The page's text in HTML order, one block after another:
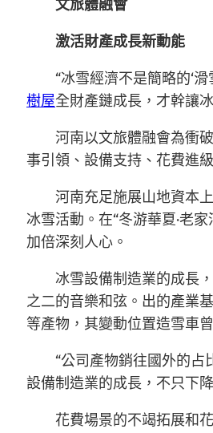
文旅體融會
激活財產成長新動能
“冰雪經濟不是簡略的‘
樹屋全財產鏈成長，才幹讓
河南以文旅體融會為衝
事引領、設備支持、花費進
河南充足施展山地資本
冰雪活動。在“冬游華夏·老
加倍深刻人心。
冰雪設備制造業的成長
之二的音樂和弦。出的產業
等產物，其變動位置造雪車
“公司產物銷往國外的
設備制造業的成長，不只下
花費場景的不竭拓展和